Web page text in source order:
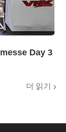
Day 3
더 읽기